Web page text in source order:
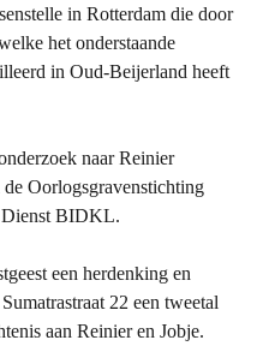
in Rotterdam die door
het onderstaande
in Oud-Beijerland heeft
naar Reinier
Oorlogsgravenstichting
Dienst BIDKL.
een herdenking en
22 een tweetal
aan Reinier en Jobje.